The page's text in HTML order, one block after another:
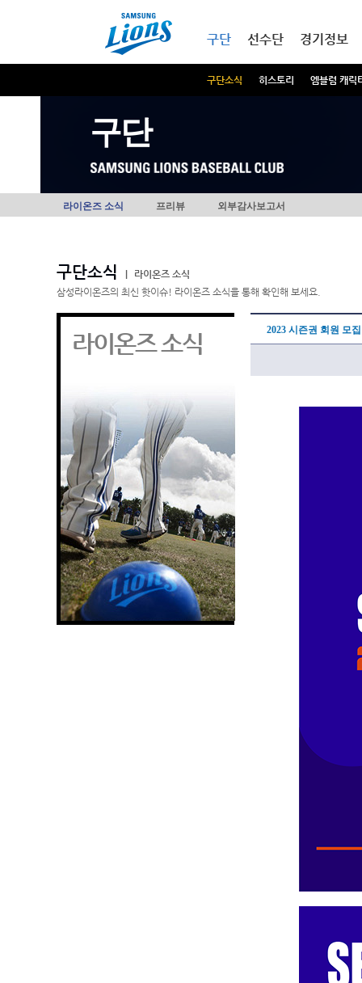
구단
구단소식 히스토리 엠블럼 캐릭
선수단 경기정보
구단
라이온즈 소식 프리뷰 외부감사보고서
구단소식
라이온즈 소식
삼성라이온즈의 최신 핫이슈! 라이온즈 소식을 통해 확인해 보세요.
라이온즈 소식 2023 시즌권 회원 모